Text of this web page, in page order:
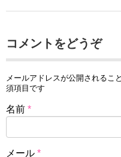
コメントをどうぞ
メールアドレスが公開されるこ
須項目です
名前 *
メール *